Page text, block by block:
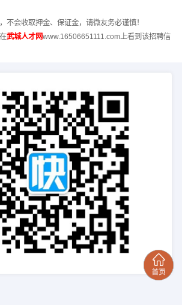
不会收取押金、保证金，请微友务必谨慎！
武城人才网www.16506651111.com上看到该招聘信